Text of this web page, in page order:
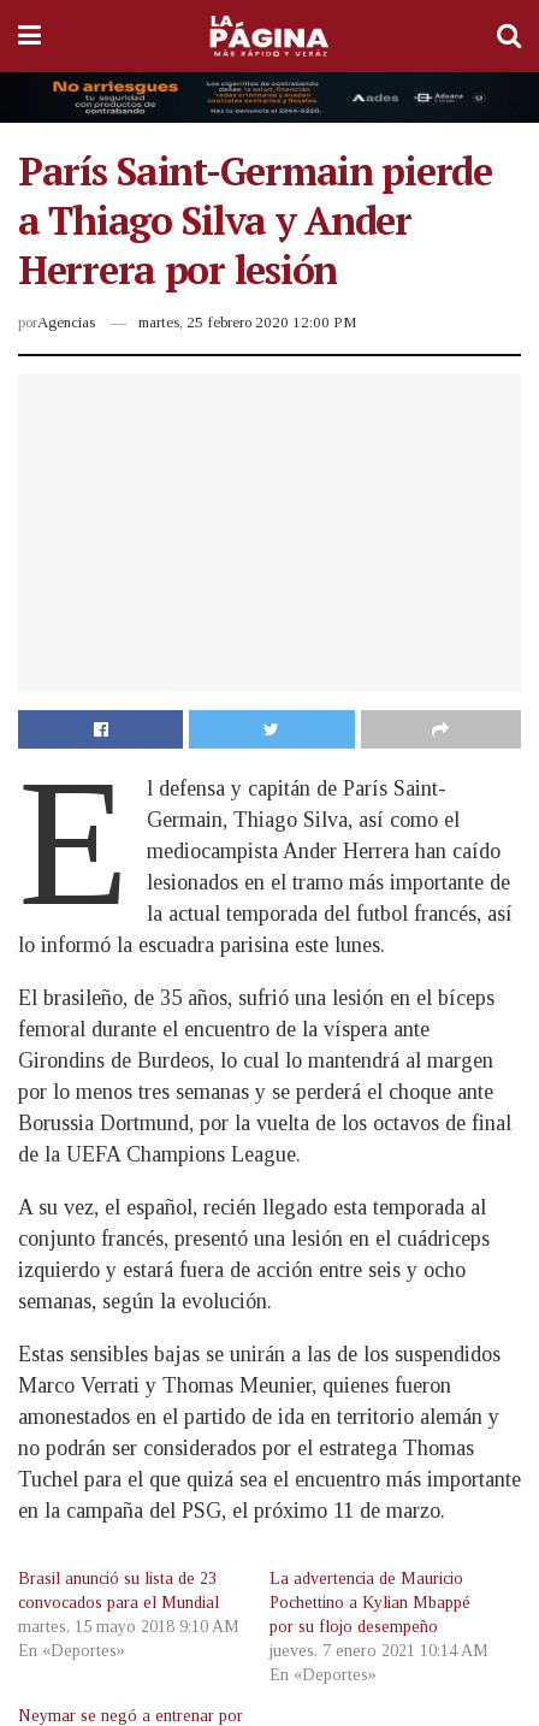
París Saint-Germain pierde
a Thiago Silva y Ander
Herrera por lesión
porAgencias martes, 25 febrero 2020 12:00 PM
E
l defensa y capitán de París Saint-
Germain, Thiago Silva, así como el
mediocampista Ander Herrera han caído
lesionados en el tramo más importante de
la actual temporada del futbol francés, así
lo informó la escuadra parisina este lunes.
El brasileño, de 35 años, sufrió una lesión en el bíceps
femoral durante el encuentro de la víspera ante
Girondins de Burdeos, lo cual lo mantendrá al margen
por lo menos tres semanas y se perderá el choque ante
Borussia Dortmund, por la vuelta de los octavos de final
de la UEFA Champions League.
A su vez, el español, recién llegado esta temporada al
conjunto francés, presentó una lesión en el cuádriceps
izquierdo y estará fuera de acción entre seis y ocho
semanas, según la evolución.
Estas sensibles bajas se unirán a las de los suspendidos
Marco Verrati y Thomas Meunier, quienes fueron
amonestados en el partido de ida en territorio alemán y
no podrán ser considerados por el estratega Thomas
Tuchel para el que quizá sea el encuentro más importante
en la campaña del PSG, el próximo 11 de marzo.
Brasil anunció su lista de 23
convocados para el Mundial
martes, 15 mayo 2018 9:10 AM
En «Deportes»
La advertencia de Mauricio
Pochettino a Kylian Mbappé
por su flojo desempeño
jueves, 7 enero 2021 10:14 AM
En «Deportes»
Neymar se negó a entrenar por